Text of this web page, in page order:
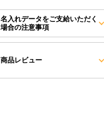
名入れデータをご支給いただく
場合の注意事項
商品レビュー